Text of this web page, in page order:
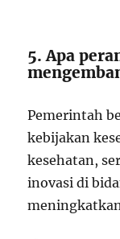
5. Apa
Pemerintah
kebijakan
kesehatan,
inovasi di